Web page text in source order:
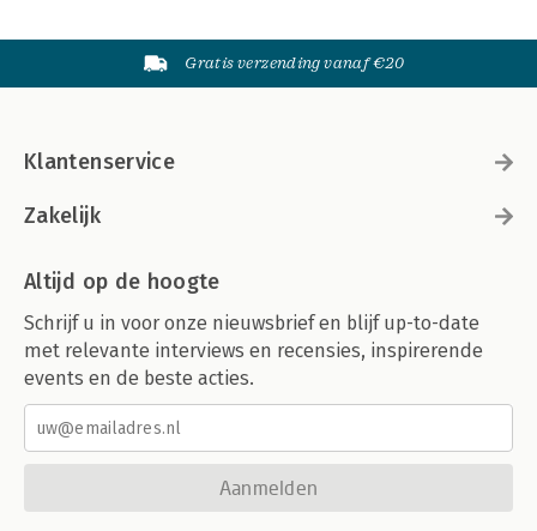
Gratis verzending vanaf €20
Klantenservice
Zakelijk
Altijd op de hoogte
Schrijf u in voor onze nieuwsbrief en blijf up-to-date
met relevante interviews en recensies, inspirerende
events en de beste acties.
Aanmelden